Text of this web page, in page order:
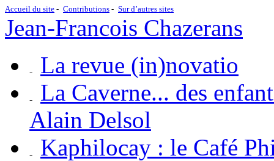
Accueil du site Contributions Sur d’autres sites
Jean-Francois Chazerans
La revue (in)novatio
La Caverne... des
Alain Delsol
Kaphilocay : le Café